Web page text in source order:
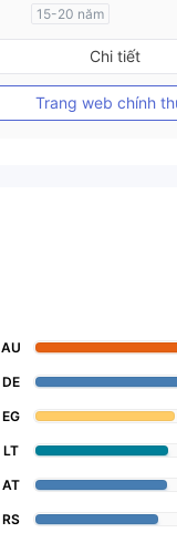
15-20 năm
Đăng ký tại Nước Úc
MT4 Chính thức
Chi tiết
Trang web chính
AU
DE
EG
LT
AT
RS